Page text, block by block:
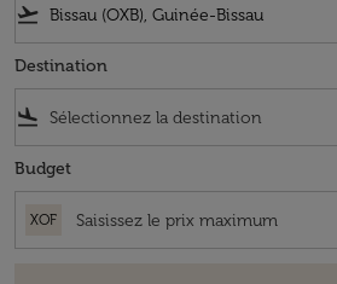
flight_takeoff
Destination
flight_land
Budget
XOF